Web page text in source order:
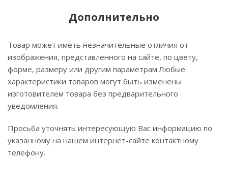
Дополнительно
Товар может иметь незначительные отличия от
изображения, представленного на сайте, по цвету,
форме, размеру или другим параметрам.Любые
характеристики товаров могут быть изменены
изготовителем товара без предварительного
уведомления.
Просьба уточнять интересующую Вас информацию по
указанному на нашем интернет-сайте контактному
телефону.